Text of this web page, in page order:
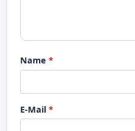
Name *
E-Mail *